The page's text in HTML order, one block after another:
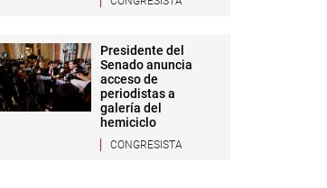
Presidente del
Senado anuncia
acceso de
periodistas a
galería del
hemiciclo
CONGRESISTA